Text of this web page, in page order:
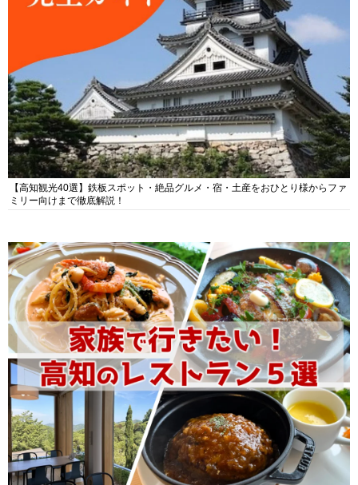
【高知観光40選】鉄板スポット・絶品グルメ・宿・土産をおひとり様からファ
ミリー向けまで徹底解説！